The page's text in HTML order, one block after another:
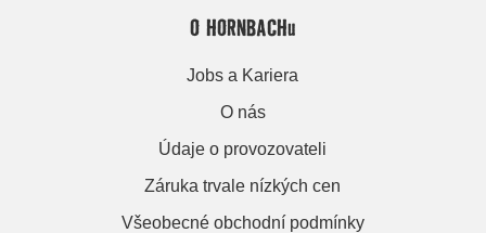
O HORNBACHu
Jobs a Kariera
O nás
Údaje o provozovateli
Záruka trvale nízkých cen
Všeobecné obchodní podmínky